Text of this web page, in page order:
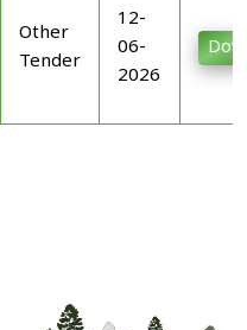
Other
Tender
12-
06-
2026